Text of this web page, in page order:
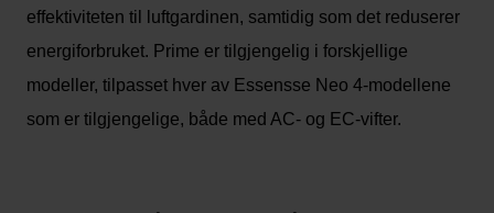
effektiviteten til luftgardinen, samtidig som det reduserer
energiforbruket. Prime er tilgjengelig i forskjellige
modeller, tilpasset hver av Essensse Neo 4-modellene
som er tilgjengelige, både med AC- og EC-vifter.